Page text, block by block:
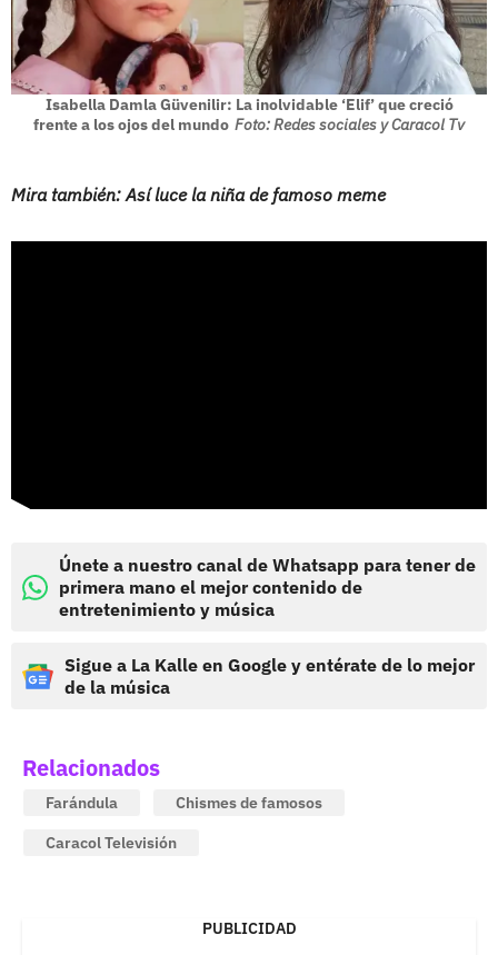
Isabella Damla Güvenilir: La inolvidable ‘Elif’ que creció
frente a los ojos del mundo Foto: Redes sociales y Caracol Tv
Mira también: Así luce la niña de famoso meme
Únete a nuestro canal de Whatsapp para tener de
primera mano el mejor contenido de
entretenimiento y música
Sigue a La Kalle en Google y entérate de lo mejor
de la música
Relacionados
Farándula
Chismes de famosos
Caracol Televisión
PUBLICIDAD